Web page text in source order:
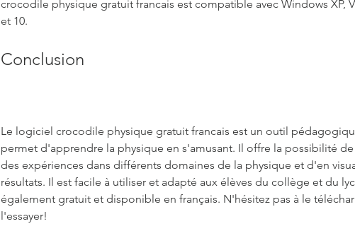
crocodile physique gratuit francais est compatible avec Windows XP,
et 10.
Conclusion
Le logiciel crocodile physique gratuit francais est un outil
permet d'apprendre la physique en s'amusant. Il offre la possibilité
des expériences dans différents domaines de la physique et d'en
résultats. Il est facile à utiliser et adapté aux élèves du collège et du
également gratuit et disponible en français. N'hésitez pas à le
l'essayer!